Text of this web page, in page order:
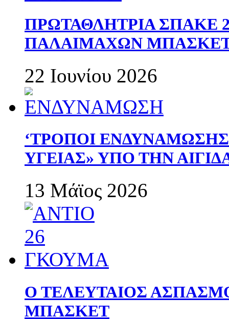
ΠΡΩΤΑΘΛΗΤΡΙΑ ΣΠΑΚΕ
ΠΑΛΑΙΜΑΧΩΝ
22 Ιουνίου 2026
‘ΤΡΟΠΟΙ
ΥΓΕΙΑΣ» ΥΠΟ ΤΗΝ
13 Μάϊος 2026
Ο ΤΕΛΕΥΤΑΙΟΣ
ΜΠΑΣΚΕΤ